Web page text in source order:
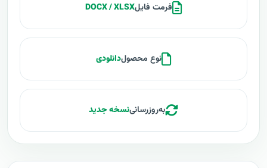
فرمت فایلDOCX / XLSX
نوع محصولدانلودی
به‌روزرسانینسخه جدید